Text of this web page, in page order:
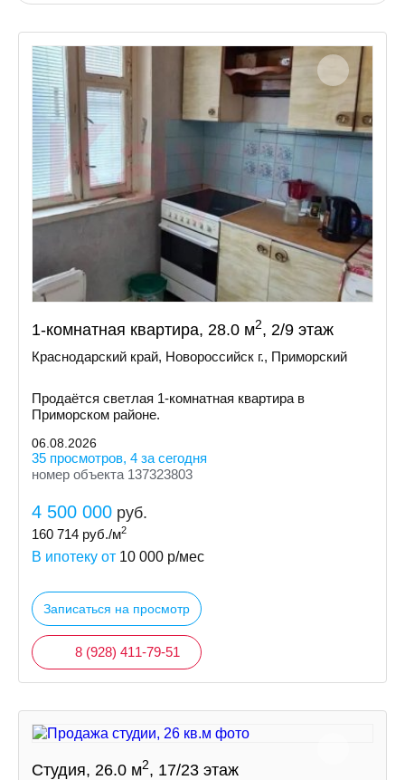
1-комнатная квартира, 28.0 м2, 2/9 этаж
Краснодарский край, Новороссийск г., Приморский
Продаётся светлая 1-комнатная квартира в
Приморском районе.
06.08.2026
35 просмотров, 4 за сегодня
номер объекта 137323803
4 500 000 руб.
160 714 руб./м2
В ипотеку от 10 000 р/мес
Записаться на просмотр
8 (928) 411-79-51
Студия, 26.0 м2, 17/23 этаж